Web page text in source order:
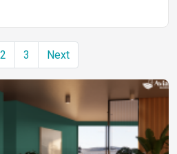
2 3 Next